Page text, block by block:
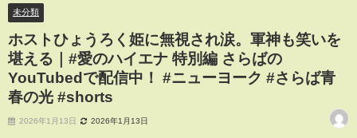
未分類
ホストひょうろく姫に無視され涙。軍神も笑いを
堪える｜#愛のハイエナ 特別編 さらばの
YouTubedで配信中！ #ニューヨーク #さらば青
春の光 #shorts
2026年1月13日 2026年1月13日